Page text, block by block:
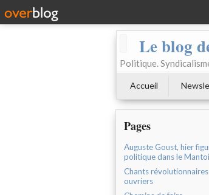
Le blog
Politique.
Accueil
Pages
Auguste Goust, hier
politique dans le
Chants
ouvriers